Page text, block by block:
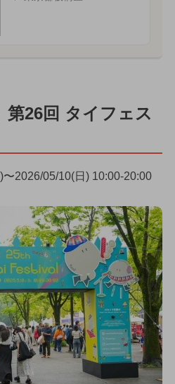
第26回 タイフェス
2026/05/10(日) 10:00-20:00